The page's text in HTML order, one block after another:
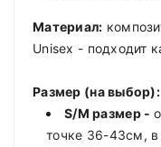
Материал:
Unisex - подходит
Размер (на выбор):
S/M размер -
точке 36-43см,